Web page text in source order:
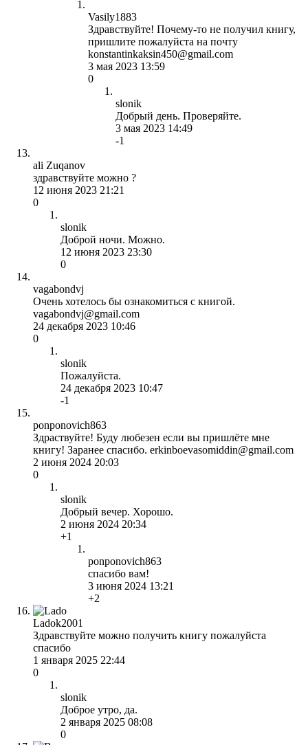
Vasily1883
Здравствуйте! Почему-то не получил книгу,
пришлите пожалуйста на почту
konstantinkaksin450@gmail.com
3 мая 2023 13:59
0
slonik
Добрый день. Проверяйте.
3 мая 2023 14:49
-1
ali Zuqanov
здравствуйте можно ?
12 июня 2023 21:21
0
slonik
Доброй ночи. Можно.
12 июня 2023 23:30
0
vagabondvj
Очень хотелось бы ознакомиться с книгой.
vagabondvj@gmail.com
24 декабря 2023 10:46
0
slonik
Пожалуйста.
24 декабря 2023 10:47
-1
ponponovich863
Здраствуйте! Буду любезен если вы пришлёте мне
книгу! Заранее спасибо. erkinboevasomiddin@gmail.com
2 июня 2024 20:03
0
slonik
Добрый вечер. Хорошо.
2 июня 2024 20:34
+1
ponponovich863
спасибо вам!
3 июня 2024 13:21
+2
Ladok2001
Здравствуйте можно получить книгу пожалуйста
спасибо
1 января 2025 22:44
0
slonik
Доброе утро, да.
2 января 2025 08:08
0